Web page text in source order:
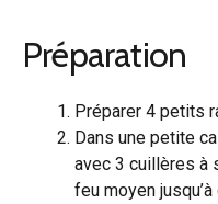
Préparation
Préparer 4 petits
Dans une petite
avec 3 cuillères à
feu moyen